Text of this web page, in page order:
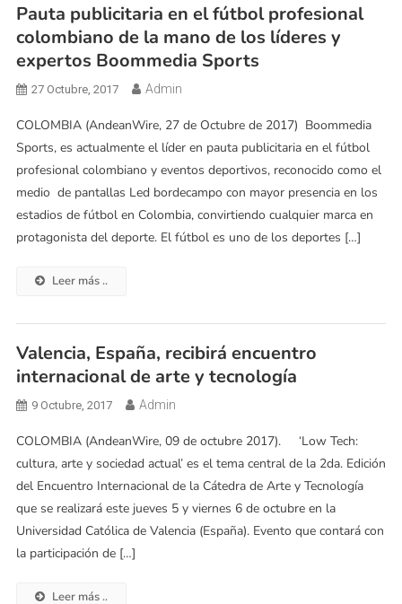
Pauta publicitaria en el fútbol profesional
colombiano de la mano de los líderes y
expertos Boommedia Sports
27 Octubre, 2017 Admin
COLOMBIA (AndeanWire, 27 de Octubre de 2017) Boommedia
Sports, es actualmente el líder en pauta publicitaria en el fútbol
profesional colombiano y eventos deportivos, reconocido como el
medio de pantallas Led bordecampo con mayor presencia en los
estadios de fútbol en Colombia, convirtiendo cualquier marca en
protagonista del deporte. El fútbol es uno de los deportes […]
Leer más ..
Valencia, España, recibirá encuentro
internacional de arte y tecnología
9 Octubre, 2017 Admin
COLOMBIA (AndeanWire, 09 de octubre 2017). ‘Low Tech:
cultura, arte y sociedad actual’ es el tema central de la 2da. Edición
del Encuentro Internacional de la Cátedra de Arte y Tecnología
que se realizará este jueves 5 y viernes 6 de octubre en la
Universidad Católica de Valencia (España). Evento que contará con
la participación de […]
Leer más ..